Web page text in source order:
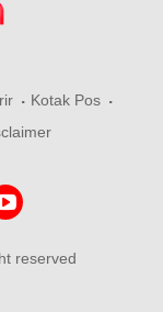
Kotak Pos
reserved